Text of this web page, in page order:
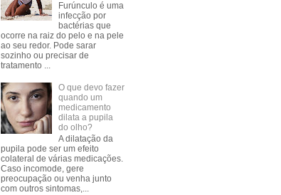
Furúnculo é uma
infecção por
bactérias que
ocorre na raiz do pelo e na pele
ao seu redor. Pode sarar
sozinho ou precisar de
tratamento ...
O que devo fazer
quando um
medicamento
dilata a pupila
do olho?
A dilatação da
pupila pode ser um efeito
colateral de várias medicações.
Caso incomode, gere
preocupação ou venha junto
com outros sintomas,...